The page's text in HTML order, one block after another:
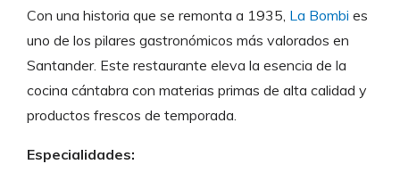
Con una historia que se remonta a 1935, La Bombi es
uno de los pilares gastronómicos más valorados en
Santander. Este restaurante eleva la esencia de la
cocina cántabra con materias primas de alta calidad y
productos frescos de temporada.
Especialidades: